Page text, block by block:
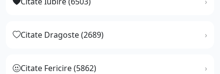
Citate Dragoste (2689)
Citate Fericire (5862)